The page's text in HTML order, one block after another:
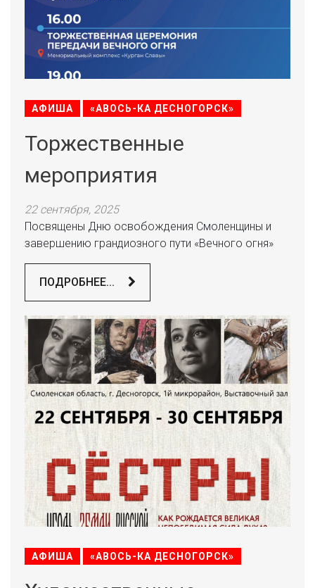
АФИША «АВОСЬ-КА ДЕСНОГОРСК»
Торжественные
мероприятия
22 сентября, 2025
Посвящены Дню освобождения Смоленщины и
завершению грандиозного пути «Вечного огня»
ПОДРОБНЕЕ...
АФИША «АВОСЬ-КА ДЕСНОГОРСК»